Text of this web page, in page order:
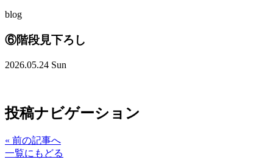
blog
⑥階段見下ろし
2026.05.24 Sun
投稿ナビゲーション
« 前の記事へ
一覧にもどる